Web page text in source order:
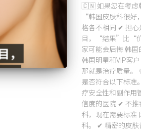
🇨🇳 如果您在考虑
“韩国皮肤科很
格各不相同 ✔ 担
目，“结果”比“价
家可能会后悔 韩
韩国明星和VIP客
那就是治疗质量。
是否符合以下标准
疗安全性和副作用
信度的医院 ✔ 不推
科，现在需要标准
科。 ✔ 精密的皮